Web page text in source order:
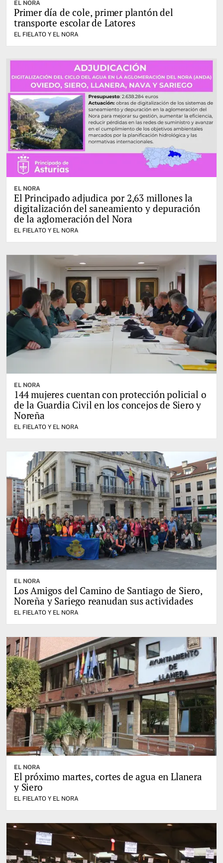
EL NORA
Primer día de cole, primer plantón del
transporte escolar de Latores
EL FIELATO Y EL NORA
EL NORA
El Principado adjudica por 2,63 millones la
digitalización del saneamiento y depuración
de la aglomeración del Nora
EL FIELATO Y EL NORA
EL NORA
144 mujeres cuentan con protección policial o
de la Guardia Civil en los concejos de Siero y
Noreña
EL FIELATO Y EL NORA
EL NORA
Los Amigos del Camino de Santiago de Siero,
Noreña y Sariego reanudan sus actividades
EL FIELATO Y EL NORA
EL NORA
El próximo martes, cortes de agua en Llanera
y Siero
EL FIELATO Y EL NORA